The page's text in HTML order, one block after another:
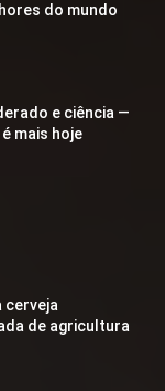
do mundo
e ciência —
mais hoje
cerveja
de agricultura